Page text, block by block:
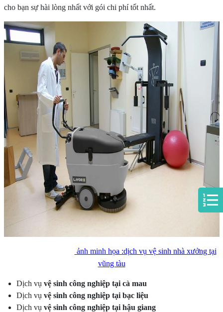
cho bạn sự hài lòng nhất với gói chi phí tốt nhất.
ảnh minh họa :dịch vụ vệ sinh nhà xưởng tại
vũng tàu
Dịch vụ vệ sinh công nghiệp tại cà mau
Dịch vụ vệ sinh công nghiệp tại bạc liệu
Dịch vụ vệ sinh công nghiệp tại hậu giang